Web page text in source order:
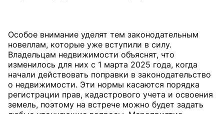
Особое внимание уделят тем законодательным
новеллам, которые уже вступили в силу.
Владельцам недвижимости объяснят, что
изменилось для них с 1 марта 2025 года, когда
начали действовать поправки в законодательство
о недвижимости. Эти нормы касаются порядка
регистрации прав, кадастрового учета и освоения
земель, поэтому на встрече можно будет задать